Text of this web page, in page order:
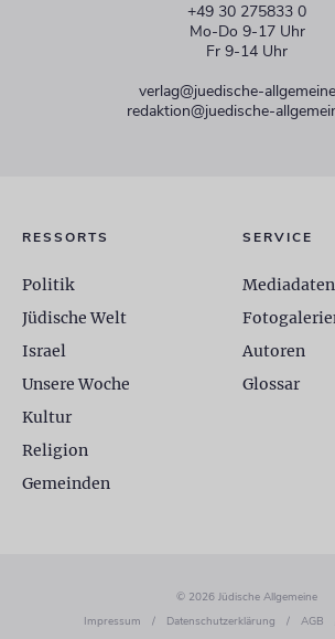
+49 30 275833 0
Mo-Do 9-17 Uhr
Fr 9-14 Uhr
verlag@juedische-
redaktion@juedische-
RESSORTS
Politik
Jüdische Welt
Israel
Unsere Woche
Kultur
Religion
Gemeinden
SERVICE
Mediadaten
Autoren
Glossar
© 2026 Jüdische Allgemeine
Impressum
/ Datenschutzerklärung / AGB